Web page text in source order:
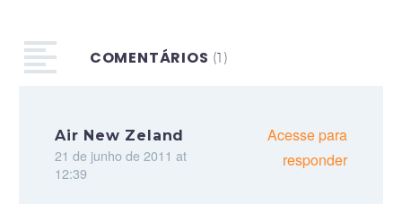
COMENTÁRIOS (1)
Air New Zeland
21 de junho de 2011 at
12:39
Acesse para
responder